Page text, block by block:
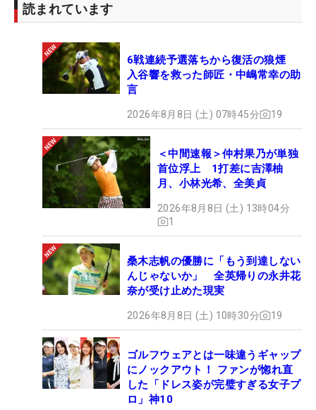
読まれています
6戦連続予選落ちから復活の狼煙
入谷響を救った師匠・中嶋常幸の助
言
2026年8月8日 (土) 07時45分 19
＜中間速報＞仲村果乃が単独
首位浮上 1打差に吉澤柚
月、小林光希、全美貞
2026年8月8日 (土) 13時04分
1
桑木志帆の優勝に「もう到達しない
んじゃないか」 全英帰りの永井花
奈が受け止めた現実
2026年8月8日 (土) 10時30分 19
ゴルフウェアとは一味違うギャップ
にノックアウト！ ファンが惚れ直
した「ドレス姿が完璧すぎる女子プ
ロ」神10